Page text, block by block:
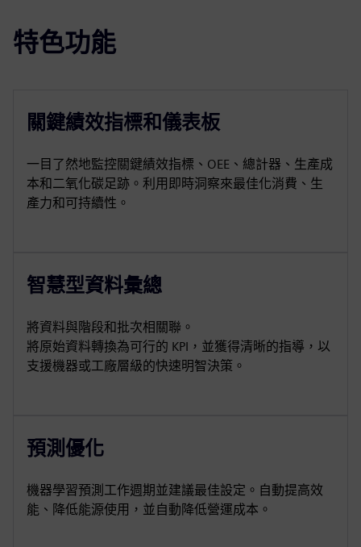
特色功能
關鍵績效指標和儀表板
一目了然地監控關鍵績效指標、OEE、總計器、生產成
本和二氧化碳足跡。利用即時洞察來最佳化消費、生
產力和可持續性。
智慧型資料彙總
將資料與階段和批次相關聯。
將原始資料轉換為可行的 KPI，並獲得清晰的指導，以
支援機器或工廠層級的快速明智決策。
預測優化
機器學習預測工作週期並建議最佳設定。自動提高效
能、降低能源使用，並自動降低營運成本。